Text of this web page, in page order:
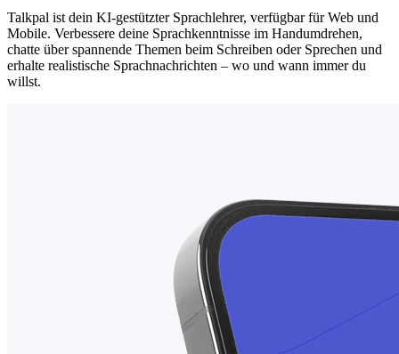
Talkpal ist dein KI-gestützter Sprachlehrer, verfügbar für Web und
Mobile. Verbessere deine Sprachkenntnisse im Handumdrehen,
chatte über spannende Themen beim Schreiben oder Sprechen und
erhalte realistische Sprachnachrichten – wo und wann immer du
willst.